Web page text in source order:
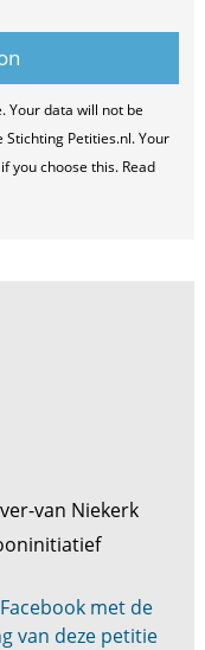
Your data will not be
Petities.nl. Your
you choose this. Read
van Niekerk
met de
van deze petitie